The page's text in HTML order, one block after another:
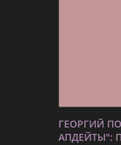
ГЕОРГИЙ
АПДЕЙТЫ":